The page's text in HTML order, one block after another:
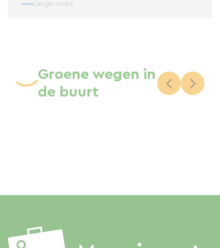
Lange route
Groene wegen in
de buurt